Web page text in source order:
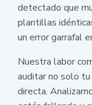
detectado que
plantillas
un error garrafal
Nuestra labor
auditar no solo
directa.